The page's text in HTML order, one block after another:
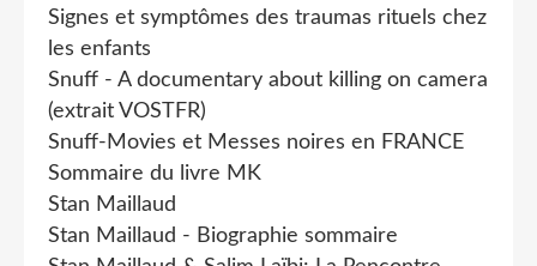
Signes et symptômes des traumas rituels chez
les enfants
Snuff - A documentary about killing on camera
(extrait VOSTFR)
Snuff-Movies et Messes noires en FRANCE
Sommaire du livre MK
Stan Maillaud
Stan Maillaud - Biographie sommaire